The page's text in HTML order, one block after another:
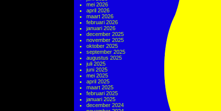
mei 2026
april 2026
maart 2026
februari 2026
januari 2026
december 2025
november 2025
oktober 2025
september 2025
augustus 2025
juli 2025
juni 2025
mei 2025
april 2025
maart 2025
februari 2025
januari 2025
december 2024